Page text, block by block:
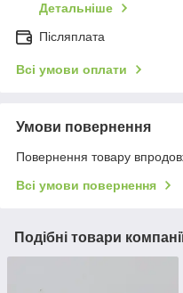
Детальніше
Післяплата
Всі умови оплати
Умови повернення
Повернення товару
Всі умови повернення
Подібні товари